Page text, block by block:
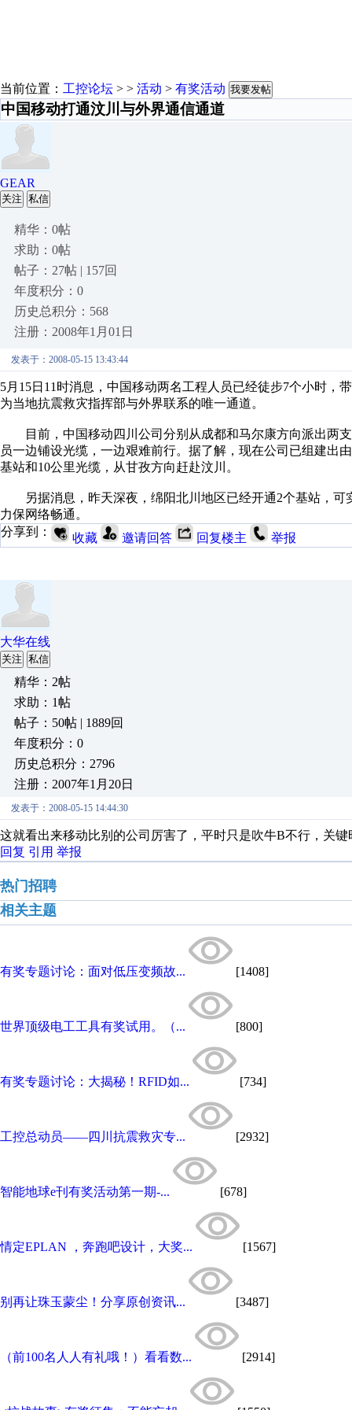
当前位置： 工控论坛 > > 活动 > 有奖活动 我要发帖
中国移动打通汶川与外界通信通道
GEAR
关注 私信
精华：0帖
求助：0帖
帖子：27帖 | 157回
年度积分：0
历史总积分：568
注册：2008年1月01日
发表于：2008-05-15 13:43:44
5月15日11时消息，中国移动两名工程人员已经徒步7个小时，
为当地抗震救灾指挥部与外界联系的唯一通道。
目前，中国移动四川公司分别从成都和马尔康方向派出两
员一边铺设光缆，一边艰难前行。据了解，现在公司已组建出
基站和10公里光缆，从甘孜方向赶赴汶川。
另据消息，昨天深夜，绵阳北川地区已经开通2个基站，可
力保网络畅通。
分享到：
收藏 邀请回答 回复楼主 举报
大华在线
关注 私信
精华：2帖
求助：1帖
帖子：50帖 | 1889回
年度积分：0
历史总积分：2796
注册：2007年1月20日
发表于：2008-05-15 14:44:30
这就看出来移动比别的公司厉害了，平时只是吹牛B不行，关
回复 引用 举报
热门招聘
相关主题
有奖专题讨论：面对低压变频故... [1408]
世界顶级电工工具有奖试用。（... [800]
有奖专题讨论：大揭秘！RFID如... [734]
工控总动员——四川抗震救灾专... [2932]
智能地球e刊有奖活动第一期-... [678]
情定EPLAN ，奔跑吧设计，大奖... [1567]
别再让珠玉蒙尘！分享原创资讯... [3487]
（前100名人人有礼哦！）看看数... [2914]